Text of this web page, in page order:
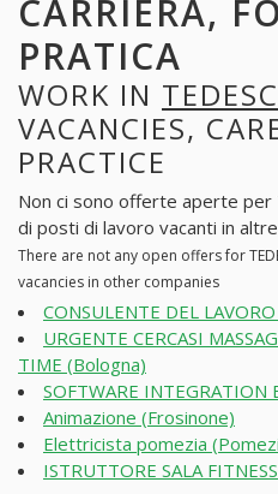
CARRIERA,
PRATICA
WORK IN
VACANCIES,
PRACTICE
Non ci sono offerte aperte per
di posti di lavoro vacanti in
There are not any open offers for
vacancies in other companies
CONSULENTE DEL
URGENTE CERCASI
TIME (Bologna)
SOFTWARE INTEGRATION
Animazione (Frosinone)
Elettricista pomezia
ISTRUTTORE SALA